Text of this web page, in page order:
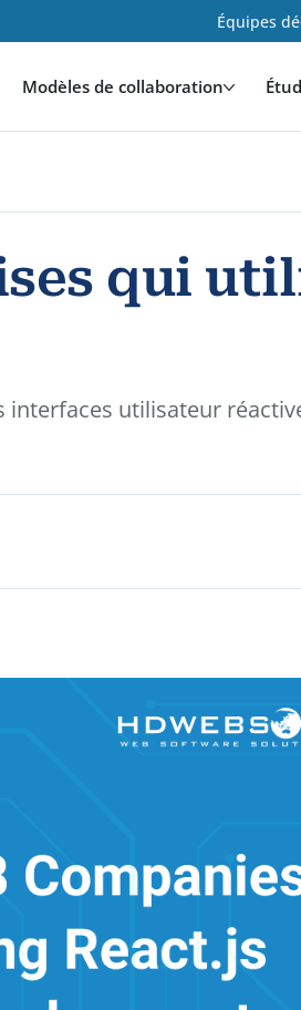
Équipes
Modèles de collaboration
qui
interfaces utilisateur